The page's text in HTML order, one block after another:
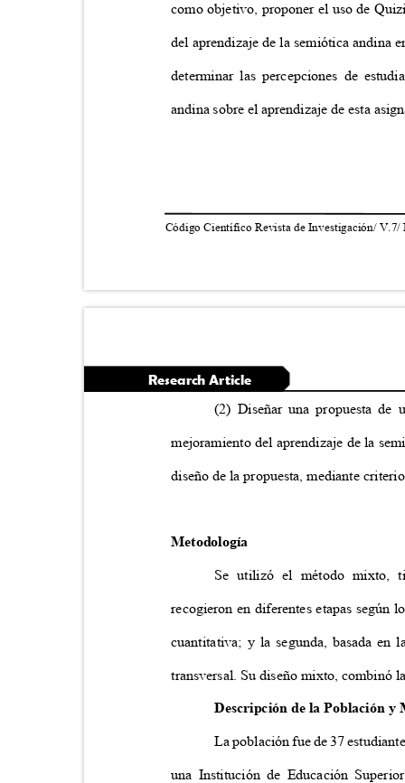
como objetivo, proponer el uso de
del aprendizaje de la semiótica andina
determinar las percepciones de
andina sobre el aprendizaje de esta
Código Científico Revista de Investigación/
Research Article
(2) Diseñar una propuesta
mejoramiento del aprendizaje de la
diseño de la propuesta, mediante
Metodología
Se utilizó el método mixto,
recogieron en diferentes etapas
cuantitativa; y la segunda, basada
transversal. Su diseño mixto,
Descripción de la Población
La población fue de 37
una Institución de Educación